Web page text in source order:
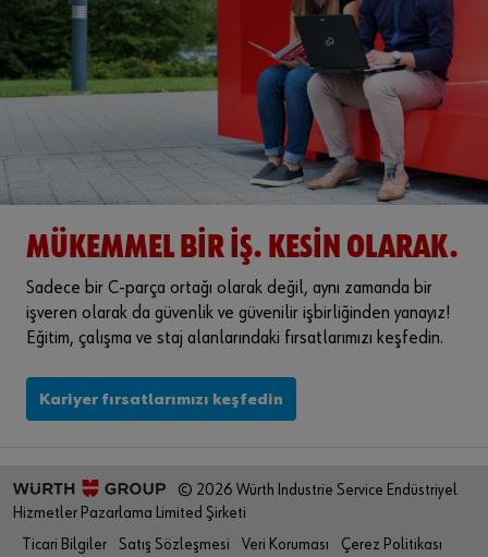
MÜKEMMEL BIR IŞ. KESIN OLARAK.
Sadece bir C-parça ortağı olarak değil, aynı zamanda bir
işveren olarak da güvenlik ve güvenilir işbirliğinden yanayız!
Eğitim, çalışma ve staj alanlarındaki fırsatlarımızı keşfedin.
Kariyer fırsatlarımızı keşfedin
© 2026 Würth Industrie Service Endüstriyel
Hizmetler Pazarlama Limited Şirketi
Ticari Bilgiler
Satış Sözleşmesi Veri Koruması
Çerez Politikası